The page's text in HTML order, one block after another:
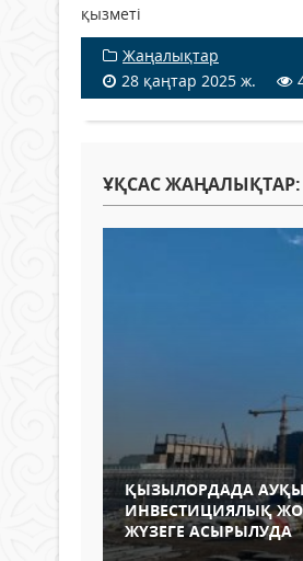
қызметі
Жаңалықтар
28 қаңтар 2025 ж.
ҰҚСАС ЖАҢАЛЫҚТАР:
ҚЫЗЫЛОРДАДА
ИНВЕСТИЦИЯЛЫҚ
ЖҮЗЕГЕ АСЫРЫЛУДА